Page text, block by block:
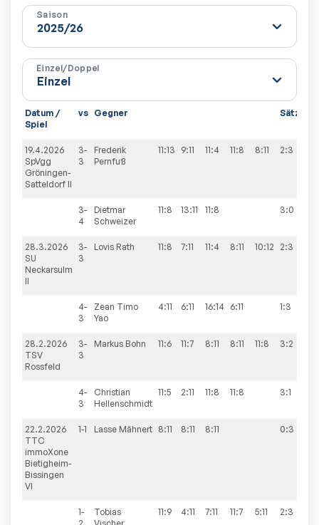
Saison
Einzel/Doppel
Datum /
Spiel
vs Gegner Sätze
19.4.2026
SpVgg
Gröningen-
Satteldorf II
3-
3
Frederik
Pernfuß
11:13 9:11 11:4 11:8 8:11 2:3
3-
4
Dietmar
Schweizer
11:8 13:11 11:8 3:0
28.3.2026
SU
Neckarsulm
II
3-
3
Lovis Rath 11:8 7:11 11:4 8:11 10:12 2:3
4-
3
Zean Timo
Yao
4:11 6:11 16:14 6:11 1:3
28.2.2026
TSV
Rossfeld
3-
3
Markus Bohn 11:6 11:7 8:11 8:11 11:8 3:2
4-
3
Christian
Hellenschmidt
11:5 2:11 11:8 11:8 3:1
22.2.2026
TTC
immoXone
Bietigheim-
Bissingen
VI
1-1 Lasse Mähnert 8:11 8:11 8:11 0:3
1-
Tobias
11:9 4:11 7:11 11:7 5:11 2:3